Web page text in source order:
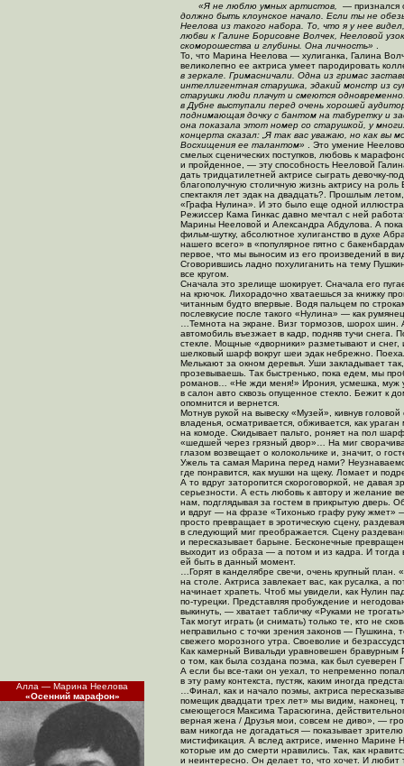
«Я не люблю умных артистов,
— признался
должно быть клоунское начало. Если ты не
Неелова из такого набора. То, что я у нее
любви к Галине Борисовне Волчек, Нееловой
скоморошества и глубины. Она личность»
То, что Марина Неелова — хулиганка, Галина
великолепно ее актриса умеет пародировать
в зеркале. Гримасничали. Одна из гримас
интеллигентная старушка, эдакий монстр из
старушки люди плачут и смеются
в Дубне выступали перед очень хорошей
поднимающая дочку с бантом на табуретку и
она показала этот номер со старушкой, у
концерта сказал: „Я так вас уважаю, но как вы
Восхищения ее талантом»
. Это умение
смелых сценических поступков, любовь к
и пройденное, — эту способность Нееловой
дать тридцатилетней актрисе сыграть девочку-
благополучную столичную жизнь актрису на
спектакля лет эдак на двадцать?. Прошлым
«Графа Нулина». И это было еще одной
Режиссер Кама Гинкас давно мечтал с ней
Марины Нееловой и Александра Абдулова. А
фильм-шутку, абсолютное хулиганство в духе
нашего всего» в «популярное пятно с
первое, что мы выносим из его произведений в
Сговорившись ладно похулиганить на тему
все кругом.
Сначала это зрелище шокирует. Сначала его
на крючок. Лихорадочно хватаешься за книжку
читанным будто впервые. Водя пальцем по
послевкусие после такого «Нулина» — как
…Темнота на экране. Визг тормозов, шорох шин.
автомобиль въезжает в кадр, подняв тучи
стекле. Мощные «дворники» разметывают и снег,
шелковый шарф вокруг шеи эдак небрежно.
Мелькают за окном деревья. Уши закладывает
прозевываешь. Так быстренько, пока едем, мы
романов… «Не жди меня!» Ирония, усмешка, муж
в салон авто сквозь опущенное стекло. Бежит к
опомнится и вернется.
Мотнув рукой на вывеску «Музей», кивнув
владенья, осматривается, обживается, как
на комоде. Скидывает пальто, роняет на пол
«шедшей через грязный двор»… На миг
глазом возвещает о колокольчике и, значит, о
Ужель та самая Марина перед нами?
где понравится, как мушки на щеку. Ломает и
А то вдруг заторопится скороговоркой, не давая
серьезности. А есть любовь к автору и желание
нам, подглядывая за гостем в прикрытую дверь.
и вдруг — на фразе «Тихонько графу руку жмет»
просто превращает в эротическую сцену,
в следующий миг преображается. Сцену
и пересказывает барыне. Бесконечные
выходит из образа — а потом и из кадра. И
ей быть в данный момент.
…Горят в канделябре свечи, очень крупный
на столе. Актриса завлекает вас, как русалка, а
начинает храпеть. Чтоб мы увидели, как Нулин
по-турецки . Представляя пробуждение и
выкинуть, — хватает табличку «Руками не
Так могут играть (и снимать) только те, кто не
неправильно с точки зрения законов — Пушкина,
свежего морозного утра. Своеволие и
Как камерный Вивальди уравновешен
о том, как была создана поэма, как был суеверен
А если бы все-таки он уехал, то непременно
в эту раму контекста, пустяк, каким иногда
…Финал, как и начало поэмы, актриса
помещик двадцати трех лет» мы видим, наконец,
смеющегося Максима Тарасюгина,
верная жена / Друзья мои, совсем не диво», —
вам никогда не догадаться — показывает
мистификация. А вслед актрисе, именно Марине
которые им до смерти нравились. Так, как
и неинтересно. Он делает то, что хочет. И любит
Алла — Марина Неелова
«Осенний марафон»